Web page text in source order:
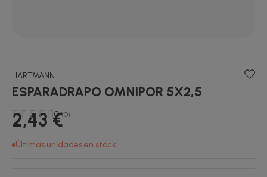
HARTMANN
ESPARADRAPO OMNIPOR 5X2,5
2,43 €
0 (0)
Últimas unidades en stock